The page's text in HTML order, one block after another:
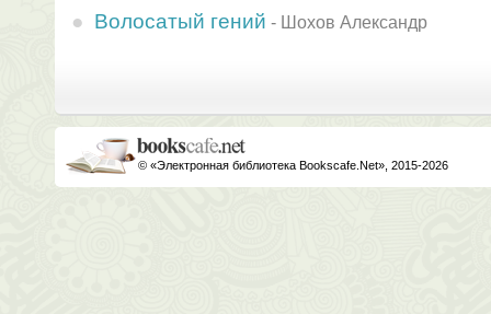
Волосатый гений - Шохов Александр
© «Электронная библиотека Bookscafe.Net», 2015-2026